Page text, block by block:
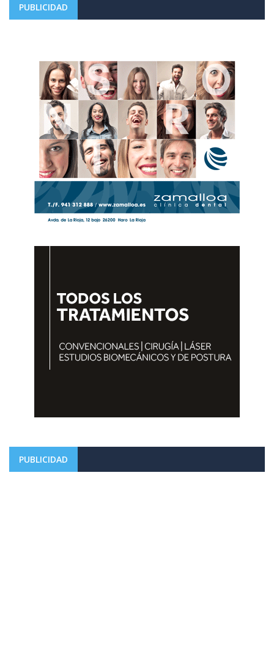
PUBLICIDAD
PUBLICIDAD